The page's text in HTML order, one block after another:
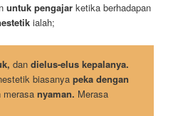
untuk pengajar ketika berhadapan
ialah;
dan dielus-elus kepalanya.
biasanyapeka dengan
merasa nyaman. Merasa